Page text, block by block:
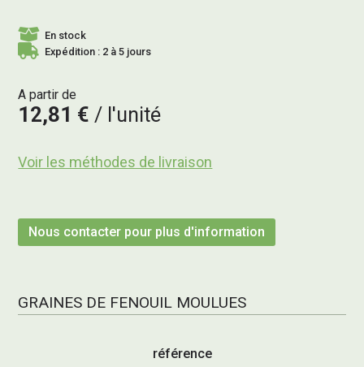
En stock
Expédition : 2 à 5 jours
A partir de
12,81 € l'unité
Voir les méthodes de livraison
Nous contacter pour plus d'information
GRAINES DE FENOUIL MOULUES
référence